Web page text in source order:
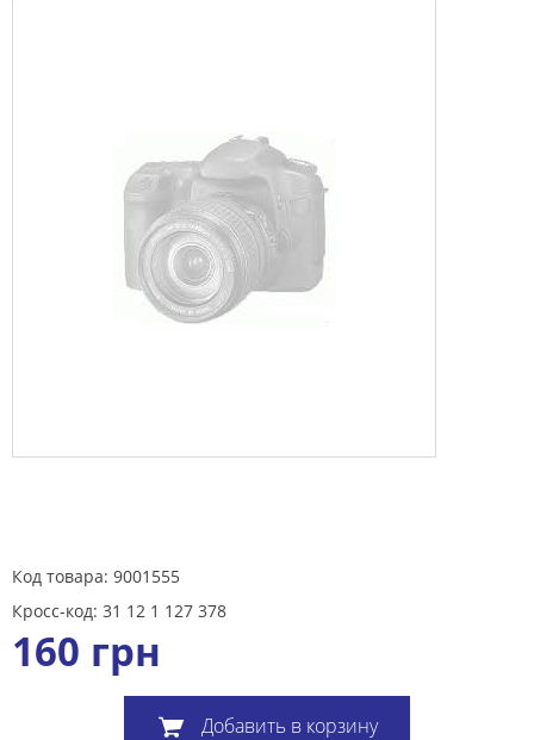
Код товара: 9001555
Кросс-код: 31 12 1 127 378
160 грн
Добавить в корзину